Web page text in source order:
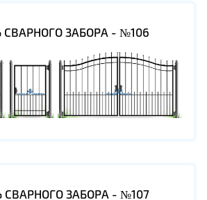
ЗАБОРА - №106
ЗАБОРА - №107